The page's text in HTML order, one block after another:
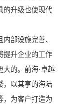
的升级也使现代
部设施完善、
提升企业的工作
大的。前海·卓越
，以其享的海陆
，为客户打造为